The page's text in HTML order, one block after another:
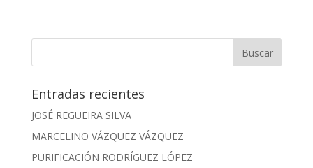
Entradas recientes
JOSÉ REGUEIRA SILVA
MARCELINO VÁZQUEZ VÁZQUEZ
PURIFICACIÓN RODRÍGUEZ LÓPEZ